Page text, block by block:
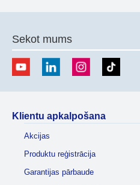
Sekot mums
Klientu apkalpošana
Akcijas
Produktu reģistrācija
Garantijas pārbaude